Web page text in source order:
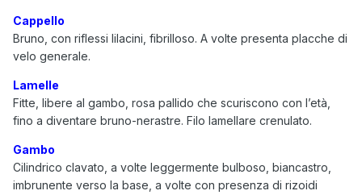
Cappello
Bruno, con riflessi lilacini, fibrilloso. A volte presenta placche di
velo generale.
Lamelle
Fitte, libere al gambo, rosa pallido che scuriscono con l’età,
fino a diventare bruno-nerastre. Filo lamellare crenulato.
Gambo
Cilindrico clavato, a volte leggermente bulboso, biancastro,
imbrunente verso la base, a volte con presenza di rizoidi